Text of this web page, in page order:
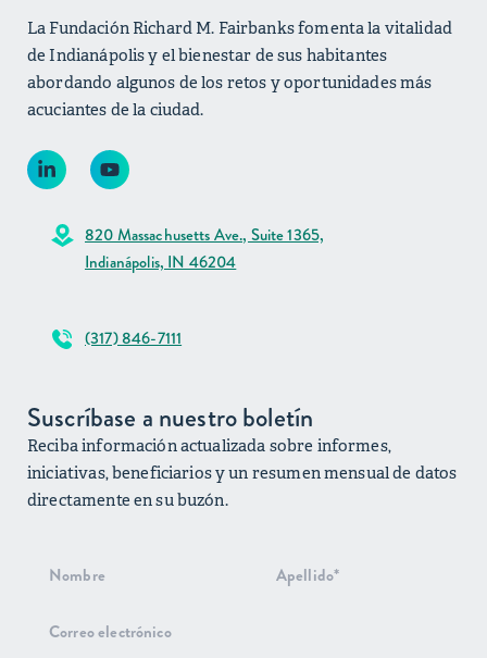
La Fundación Richard M. Fairbanks fomenta la vitalidad
de Indianápolis y el bienestar de sus habitantes
abordando algunos de los retos y oportunidades más
acuciantes de la ciudad.
820 Massachusetts Ave., Suite 1365,
Indianápolis, IN 46204
(317) 846-7111
Suscríbase a nuestro boletín
Reciba información actualizada sobre informes,
iniciativas, beneficiarios y un resumen mensual de datos
directamente en su buzón.
Suscripción
de noticias